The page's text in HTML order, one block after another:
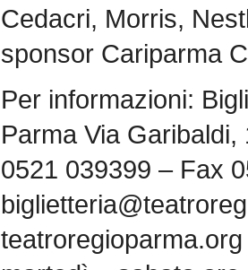
Cedacri, Morris,
sponsor Cariparma
Per informazioni:
Parma Via Garibaldi,
0521 039399 – Fax